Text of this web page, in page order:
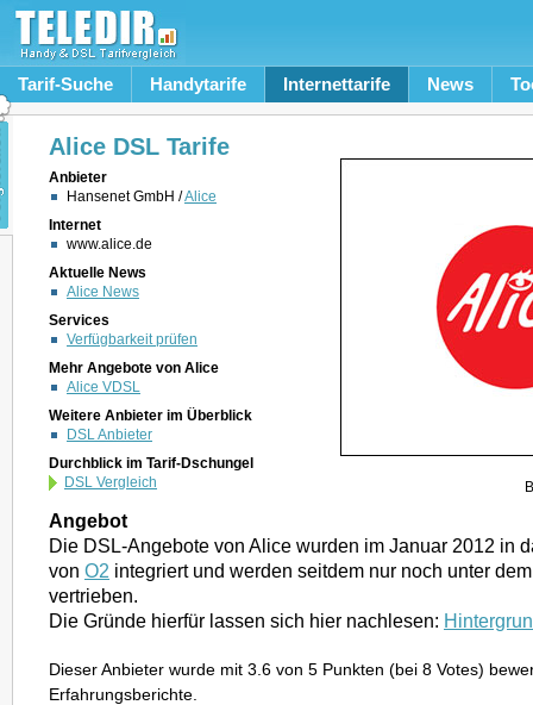
Tarif-Suche Handytarife Internettarife News
Alice DSL Tarife
Anbieter
Hansenet GmbH /Alice
Internet
www.alice.de
Aktuelle News
Alice News
Services
Verfügbarkeit prüfen
Mehr Angebote von Alice
Alice VDSL
Weitere Anbieter im Überblick
DSL Anbieter
Durchblick im Tarif-Dschungel
DSL Vergleich
Angebot
Die DSL-Angebote von Alice wurden im Januar 2012 in
von O2 integriert und werden seitdem nur noch unter
vertrieben.
Die Gründe hierfür lassen sich hier nachlesen:
Dieser Anbieter wurde mit 3.6 von 5 Punkten (bei 8 Votes)
Erfahrungsberichte.